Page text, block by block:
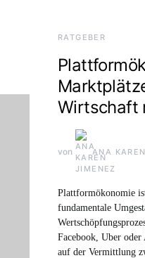
RATGEBER
Wirtschaft
von ANA
Plattformökonomie
fundamentale
Facebook, Uber
auf der Vermittlung